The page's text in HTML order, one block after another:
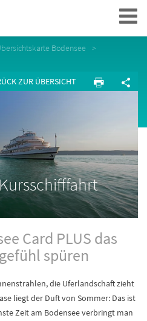
Navigation
Bodensee
ZUR ÜBERSICHT
Card PLUS das
spüren
die Uferlandschaft zieht
liegt der Duft von Sommer: Das ist
Zeit am Bodensee verbringt man